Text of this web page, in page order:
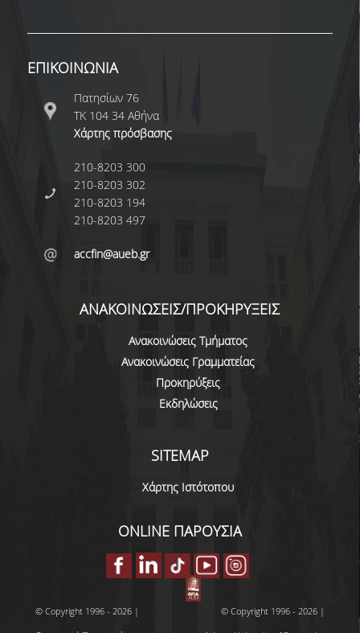
ΠΡΑΚΤΙΚΗ ΑΣΚΗΣΗ
ΜΕΤΑΠΤΥΧΙΑΚΕΣ
ΔΙΔΑΚΤΟΡΙΚΕΣ
ΥΠΗΡΕΣΙΕΣ & ΥΠΟΔΟΜΕΣ
ΕΡΓΑΣΤΗΡΙΑ
U-REGISTER
WEBMAIL
E-CLASS
E-ΓΡΑΜΜΑΤΕΙΑ
ΔΩΡΕΑΝ ΔΙΑΘΕΣΗ MICROSOFT WINDOWS -
OFFICE
ΠΟΛΙΤΙΚΗ ΠΟΙΟΤΗΤΑΣ
ΔΙΑΔΙΚΑΣΙΑ ΔΙΑΧΕΙΡΙΣΗΣ ΠΑΡΑΠΟΝΩΝ
ΔΕΔΟΜΕΝΑ ΠΟΙΟΤΗΤΑΣ
ΕΠΙΚΟΙΝΩΝΙΑ
Πατησίων 76
ΤΚ 104 34 Αθήνα
Χάρτης πρόσβασης
210-8203 300
210-8203 302
210-8203 194
210-8203 497
accfin@aueb.gr
ΑΝΑΚΟΙΝΩΣΕΙΣ/ΠΡΟΚΗΡΥΞΕΙΣ
Ανακοινώσεις Τμήματος
Ανακοινώσεις Γραμματείας
Προκηρύξεις
Εκδηλώσεις
SITEMAP
Χάρτης Ιστότοπου
ONLINE ΠΑΡΟΥΣΙΑ
© Copyright 1996 - 2026 |
© Copyright 1996 - 2026 |